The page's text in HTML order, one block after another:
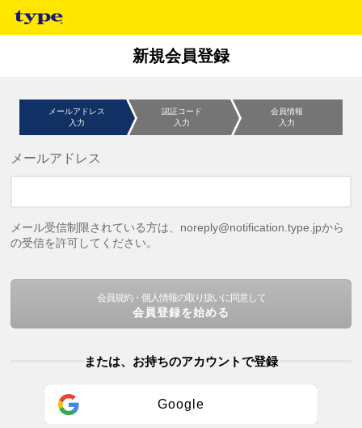
新規会員登録
メールアドレス
入力
認証コード
入力
会員情報
入力
メールアドレス
メール受信制限されている方は、noreply@notification.type.jpから
の受信を許可してください。
会員規約・個人情報の取り扱いに同意して
会員登録を始める
または、お持ちのアカウントで登録
Google